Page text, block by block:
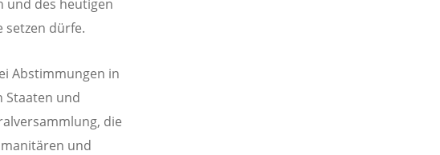
und des heutigen
setzen dürfe.
Abstimmungen in
Staaten und
die
und